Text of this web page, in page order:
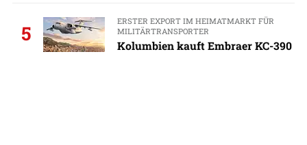
5
ERSTER EXPORT IM HEIMATMARKT FÜR
MILITÄRTRANSPORTER
Kolumbien kauft Embraer KC-390